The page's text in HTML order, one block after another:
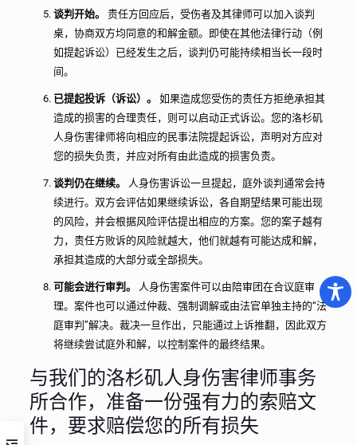
谈判开始。
责任方回应后，受伤者及其律师可以加入谈判
桌，协商双方均同意的和解金额。即使在其他法律行动（例
如提起诉讼）已经发生之后，谈判仍可能持续相当长一段时
间。
已提起投诉（诉讼）。
如果造成您受伤的责任方拒绝承担其
造成的损害的合理责任，则可以启动正式诉讼。您的洛杉矶
人身伤害律师将向相应的民事法院提起诉讼，声明对方应对
您的损失负责，并应对所有由此造成的损害负责。
谈判仍在继续。
人身伤害诉讼一旦提起，庭外谈判通常会持
续进行。双方会评估如果继续诉讼，各自期望结果可能出现
的风险，并会根据风险评估提出相应的方案。您的案子越有
力，责任方败诉的风险就越大，他们就越有可能达成和解，
承担其造成的大部分或全部损失。
可能会进行审判。 人身伤害案件可以由陪审团在合议庭审
理。案件也可以通过仲裁、强制调解或由法官单独主持的“法
庭审判”解决。裁决一旦作出，只能通过上诉推翻，因此双方
将继续尝试庭外和解，以控制案件的最终结果。
与我们的洛杉矶人身伤害律师事务
所合作，准备一份强有力的索赔文
件，要求赔偿您的所有损失